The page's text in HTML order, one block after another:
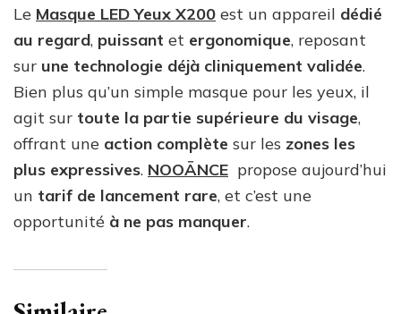
Le Masque LED Yeux X200 est un appareil dédié
au regard, puissant et ergonomique, reposant
sur une technologie déjà cliniquement validée.
Bien plus qu’un simple masque pour les yeux, il
agit sur toute la partie supérieure du visage,
offrant une action complète sur les zones les
plus expressives. NOOĀNCE propose aujourd’hui
un tarif de lancement rare, et c’est une
opportunité à ne pas manquer.